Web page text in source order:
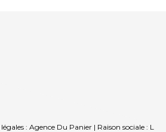
: Agence Du Panier | Raison sociale : L